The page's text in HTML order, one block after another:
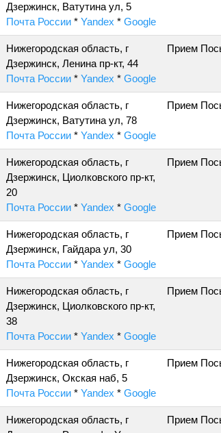
Дзержинск, Ватутина ул, 5
Почта России * Yandex * Google
Нижегородская область, г
Дзержинск, Ленина пр-кт, 44
Почта России * Yandex * Google
Прием
Нижегородская область, г
Дзержинск, Ватутина ул, 78
Почта России * Yandex * Google
Прием
Нижегородская область, г
Дзержинск, Циолковского пр-кт,
20
Почта России * Yandex * Google
Прием
Нижегородская область, г
Дзержинск, Гайдара ул, 30
Почта России * Yandex * Google
Прием
Нижегородская область, г
Дзержинск, Циолковского пр-кт,
38
Почта России * Yandex * Google
Прием
Нижегородская область, г
Дзержинск, Окская наб, 5
Почта России * Yandex * Google
Прием
Нижегородская область, г
Прием